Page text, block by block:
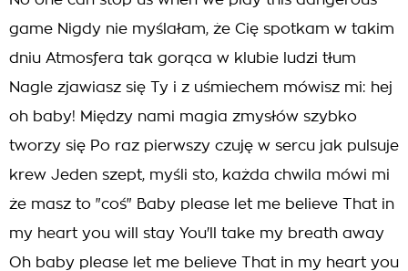
game Nigdy nie myślałam, że Cię spotkam w takim
dniu Atmosfera tak gorąca w klubie ludzi tłum
Nagle zjawiasz się Ty i z uśmiechem mówisz mi: hej
oh baby! Między nami magia zmysłów szybko
tworzy się Po raz pierwszy czuję w sercu jak pulsuje
krew Jeden szept, myśli sto, każda chwila mówi mi
że masz to "coś" Baby please let me believe That in
my heart you will stay You'll take my breath away
Oh baby please let me believe That in my heart you